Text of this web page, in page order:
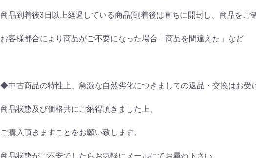
商品到着後3日以上経過している商品(到着後は直ちに開封し、商品をご
お客様都合により商品がご不要になった場合「商品を間違えた」など
◆中古商品の特性上、急激な自然劣化につきましての返品・交換はお受
商品状態及び価格共にご納得頂きました上、
ご購入頂きますことをお願い致します。
商品状態がご不安でしたらお気軽にメールにてお尋ね下さい。